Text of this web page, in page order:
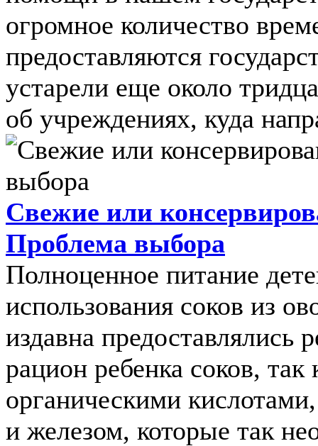
огромное количество
предоставляются
устарели еще около
об учреждениях, куда
Свежие или
Проблема выбора
Полноценное питание
использования соков из
издавна предоставлялись
рацион ребенка соков,
органическими
и железом, которые так